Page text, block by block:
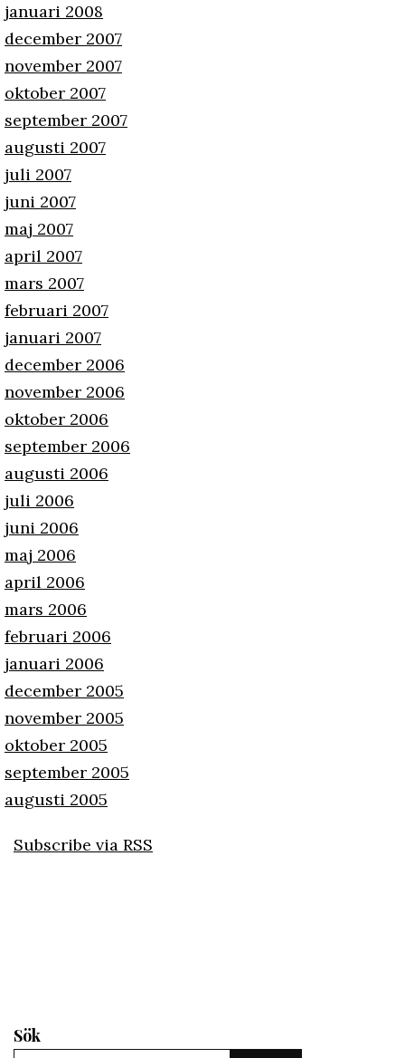
januari 2008
december 2007
november 2007
oktober 2007
september 2007
augusti 2007
juli 2007
juni 2007
maj 2007
april 2007
mars 2007
februari 2007
januari 2007
december 2006
november 2006
oktober 2006
september 2006
augusti 2006
juli 2006
juni 2006
maj 2006
april 2006
mars 2006
februari 2006
januari 2006
december 2005
november 2005
oktober 2005
september 2005
augusti 2005
Subscribe via RSS
Sök